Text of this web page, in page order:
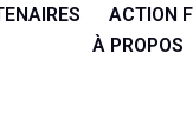
ACTION
À PROPOS